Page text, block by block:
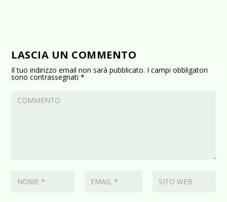
LASCIA UN COMMENTO
Il tuo indirizzo email non sarà pubblicato. I campi obbligatori
sono contrassegnati*